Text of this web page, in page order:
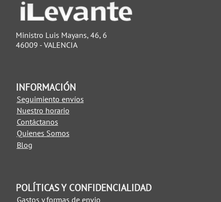
Ministro Luis Mayans, 46, 6
46009 - VALENCIA
INFORMACIÓN
Seguimiento envíos
Nuestro horario
Contáctanos
Quienes Somos
Blog
POLÍTICAS Y CONFIDENCIALIDAD
Gastos y formas de envio